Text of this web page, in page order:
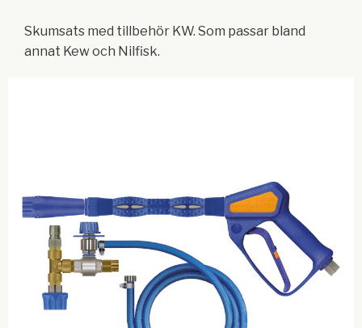
Skumsats med tillbehör KW. Som passar bland
annat Kew och Nilfisk.